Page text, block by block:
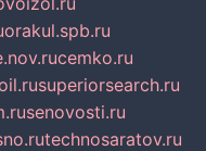
orakul.spb.ru
cemko.ru
superiorsearch.ru
senovosti.ru
technosaratov.ru